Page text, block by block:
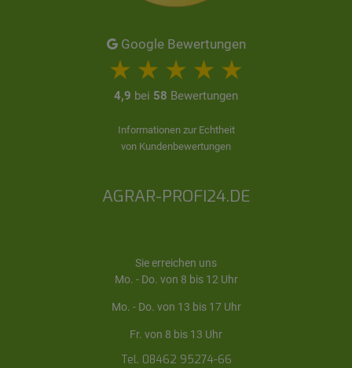
Google Bewertungen
4,9 bei 58 Bewertungen
Informationen zur Echtheit
von Kundenbewertungen
AGRAR-PROFI24.DE
Sie erreichen uns
Mo. - Do. von 8 bis 12 Uhr
Mo. - Do. von 13 bis 17 Uhr
Fr. von 8 bis 13 Uhr
Tel. 08462 95274-66